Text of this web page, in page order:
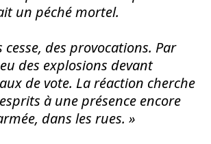
un péché mortel.
cesse, des provocations. Par
des explosions devant
de vote. La réaction cherche
à une présence encore
dans les rues. »